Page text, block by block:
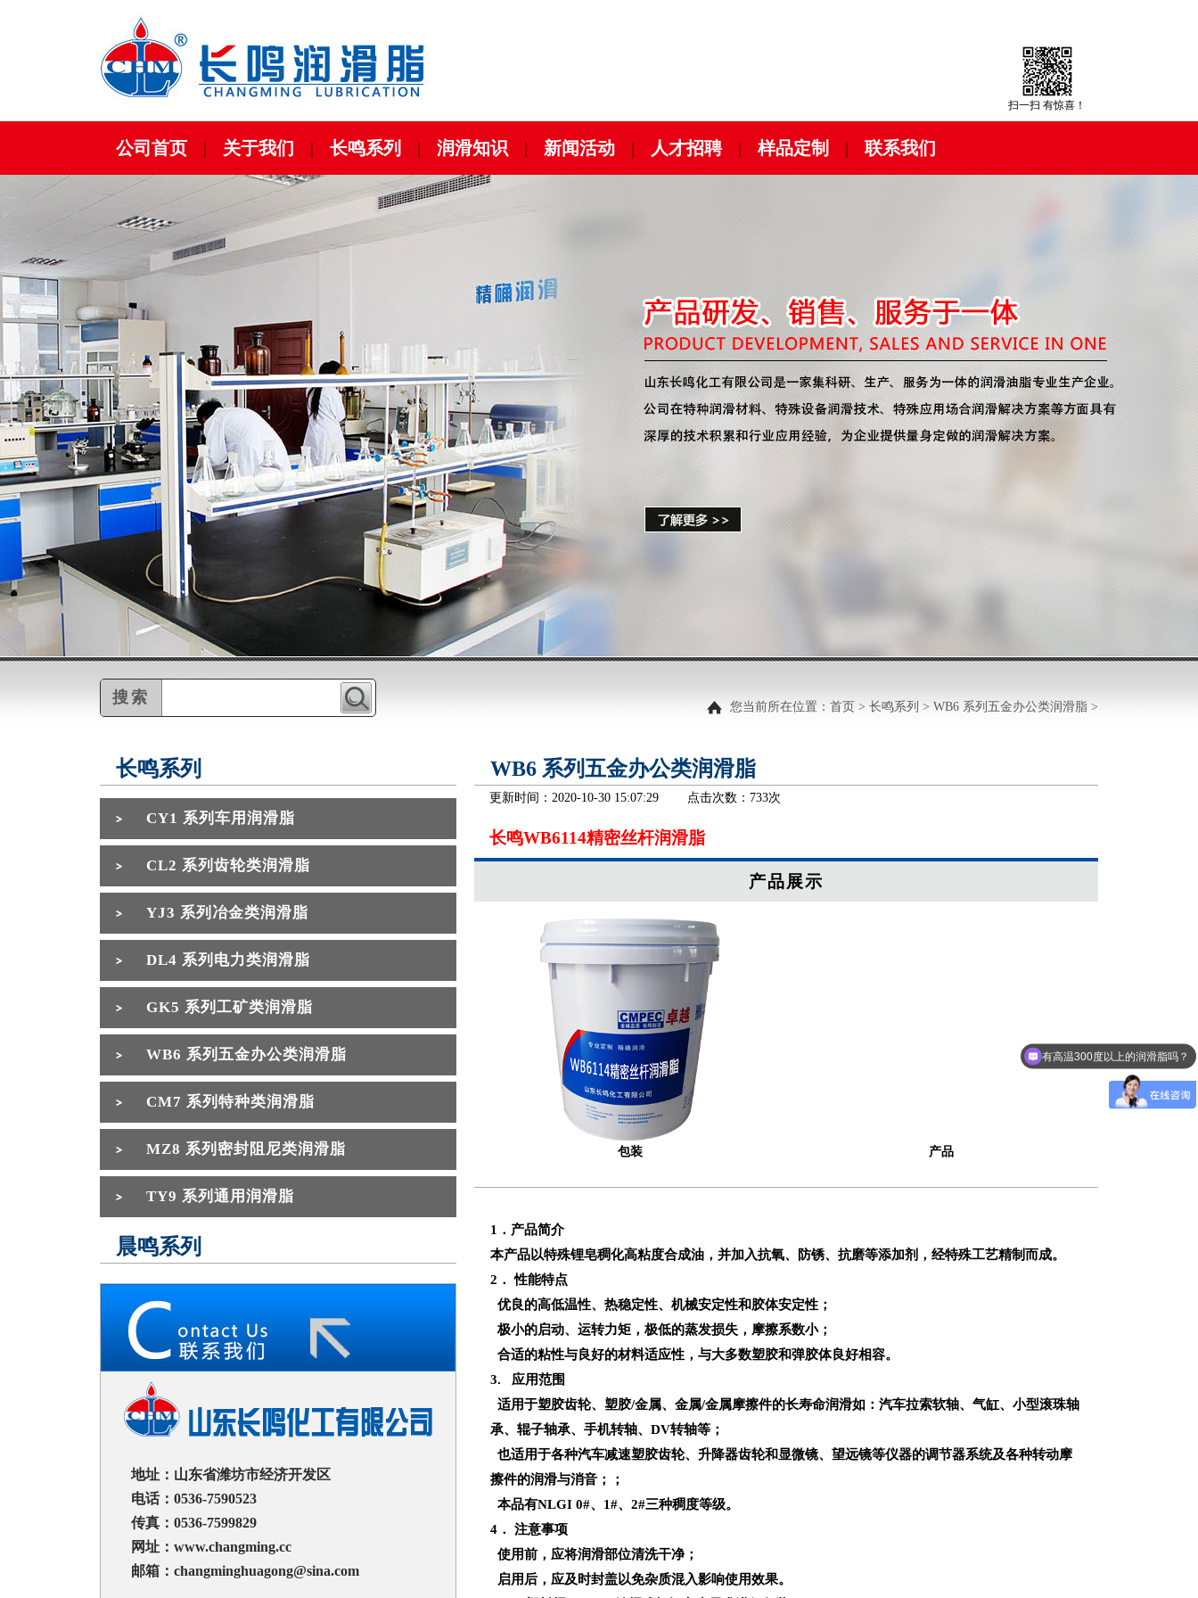
扫一扫 有惊喜！
公司首页 | 关于我们 | 长鸣系列 | 润滑知识 | 新闻活动 | 人才招聘 | 样品定制 | 联系我们
搜索
您当前所在位置： 首页 > 长鸣系列 > WB6 系列五金办公类润滑脂 >
长鸣系列
CY1 系列车用润滑脂
CL2 系列齿轮类润滑脂
YJ3 系列冶金类润滑脂
DL4 系列电力类润滑脂
GK5 系列工矿类润滑脂
WB6 系列五金办公类润滑脂
CM7 系列特种类润滑脂
MZ8 系列密封阻尼类润滑脂
TY9 系列通用润滑脂
晨鸣系列
地址：山东省潍坊市经济开发区
电话：0536-7590523
传真：0536-7599829
网址：www.changming.cc
邮箱：changminghuagong@sina.com
WB6 系列五金办公类润滑脂
更新时间：2020-10-30 15:07:29 点击次数： 733次
长鸣WB6114精密丝杆润滑脂
产品展示
包装 产品
1 ．产品简介
本产品以特殊锂皂稠化高粘度合成油，并加入抗氧、防锈、抗磨等添加剂，经特殊工艺精制而成。
2 ． 性能特点
优良的高低温性、热稳定性、机械安定性和胶体安定性；
极小的启动、运转力矩，极低的蒸发损失，摩擦系数小；
合适的粘性与良好的材料适应性，与大多数塑胶和弹胶体良好相容。
3.
应用范围
适用于塑胶齿轮、塑胶/金属、金属/金属摩擦件的长寿命润滑如：汽车拉索软轴、气缸、小型滚珠轴
承、辊子轴承、手机转轴、 DV转轴等；
也适用于各种汽车减速塑胶齿轮、升降器齿轮和显微镜、望远镜等仪器的调节器系统及各种转动摩
擦件的润滑与消音；；
本品有NLGI 0#、 1#、 2#三种稠度等级。
4 ． 注意事项
使用前，应将润滑部位清洗干净；
启用后，应及时封盖以免杂质混入影响使用效果。
有高温300度以上的润滑脂吗？